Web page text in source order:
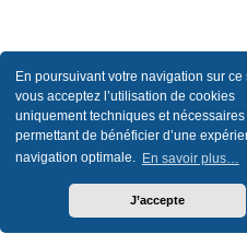
En poursuivant votre navigation sur ce
vous acceptez l’utilisation de cookies
uniquement techniques et
permettant de bénéficier d’une
navigation optimale. En savoir plus…
J’accepte